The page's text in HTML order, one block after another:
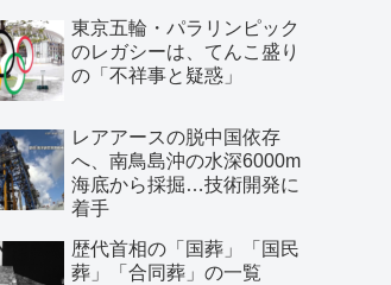
東京五輪・パラリンピック
のレガシーは、てんこ盛り
の「不祥事と疑惑」
レアアースの脱中国依存
へ、南鳥島沖の水深6000m
海底から採掘…技術開発に
着手
歴代首相の「国葬」「国民
葬」「合同葬」の一覧